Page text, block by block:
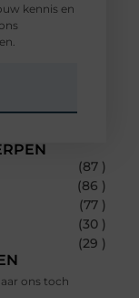
(87 )
(86 )
(77 )
(30 )
(29 )
ons toch
kennis en